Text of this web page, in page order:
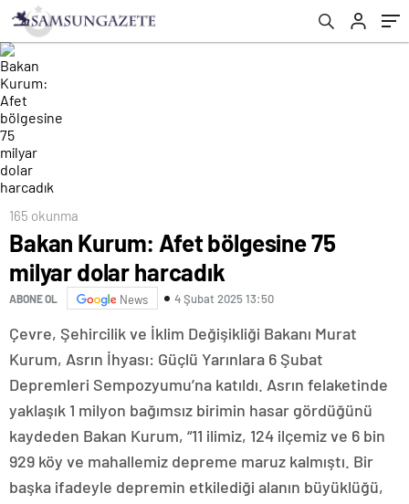
165 okunma
Bakan Kurum: Afet bölgesine 75
milyar dolar harcadık
ABONE OL News 4 Şubat 2025 13:50
Çevre, Şehircilik ve İklim Değişikliği Bakanı Murat
Kurum, Asrın İhyası: Güçlü Yarınlara 6 Şubat
Depremleri Sempozyumu’na katıldı. Asrın felaketinde
yaklaşık 1 milyon bağımsız birimin hasar gördüğünü
kaydeden Bakan Kurum, “11 ilimiz, 124 ilçemiz ve 6 bin
929 köy ve mahallemiz depreme maruz kalmıştı. Bir
başka ifadeyle depremin etkilediği alanın büyüklüğü,
açıklamasından rahatsız oldular!